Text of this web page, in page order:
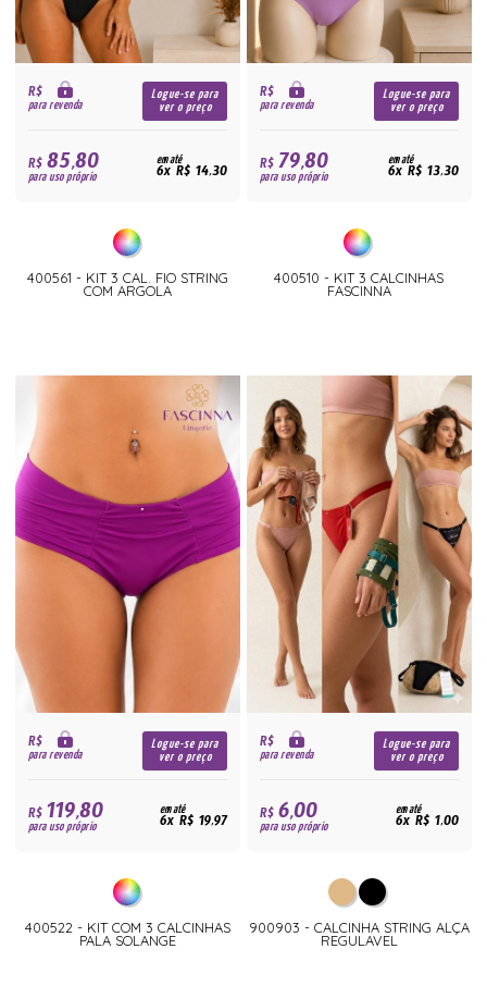
R$
para revenda
Logue-se para
ver o preço
R$85,80
para uso próprio
em até
6x R$ 14,30
400561 - KIT 3 CAL. FIO STRING
COM ARGOLA
R$
para revenda
Logue-se para
ver o preço
R$79,80
para uso próprio
em até
6x R$ 13,30
400510 - KIT 3 CALCINHAS
FASCINNA
R$
para revenda
Logue-se para
ver o preço
R$119,80
para uso próprio
em até
6x R$ 19,97
400522 - KIT COM 3 CALCINHAS
PALA SOLANGE
R$
para revenda
Logue-se para
ver o preço
R$6,00
para uso próprio
em até
6x R$ 1,00
900903 - CALCINHA STRING ALÇA
REGULAVEL